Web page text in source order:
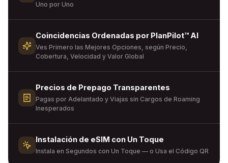
Uno por Uno
Coincidencias Ordenadas por PlanPilot™ AI
Ves Primero las Mejores Opciones, según Precio,
Cobertura, Velocidad y Valor Global
Precios de Prepago Transparentes
Pagas por Adelantado y Viajas sin Cargos de Roaming
Inesperados
Instalación de eSIM con Un Toque
Instala en Segundos con Un Toque — o Usa el Código QR